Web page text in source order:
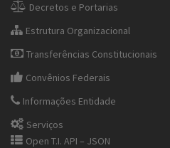
Decretos e Portarias
Estrutura Organizacional
Transferências Constitucionais
Convênios Federais
Informações Entidade
Serviços
Open T.I. API – JSON